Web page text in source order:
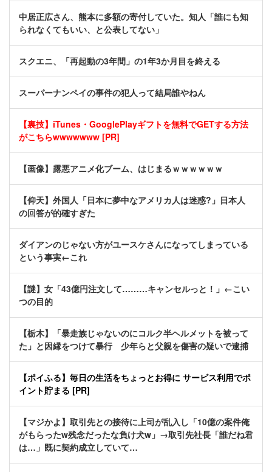
中居正広さん、熊本に多額の寄付していた。知人「誰にも知
られなくてもいい、と公表してない」
スクエニ、「再起動の3年間」の1年3か月目を終える
スーパーナンペイの事件の犯人って結局誰やねん
【裏技】iTunes・GooglePlayギフトを無料でGETする方法
がこちらwwwwwww [PR]
【画像】露悪アニメ化ブーム、はじまるｗｗｗｗｗｗ
【仰天】外国人「日本に夢中なアメリカ人は迷惑?」日本人
の回答が的確すぎた
ダイアンのじゃない方がユースケさんになってしまっている
という事実←これ
【謎】女「43億円注文して………キャンセルっと！」←こい
つの目的
【栃木】「暴走族じゃないのにコルク半ヘルメットを被って
た」と因縁をつけて暴行 少年らと父親を傷害の疑いで逮捕
【ポイふる】毎日の生活をちょっとお得に サービス利用でポ
イント貯まる [PR]
【マジかよ】取引先との接待に上司が乱入し「10億の案件俺
がもらったw残念だったな負け犬w」→取引先社長「誰だね君
は…」既に契約成立していて…